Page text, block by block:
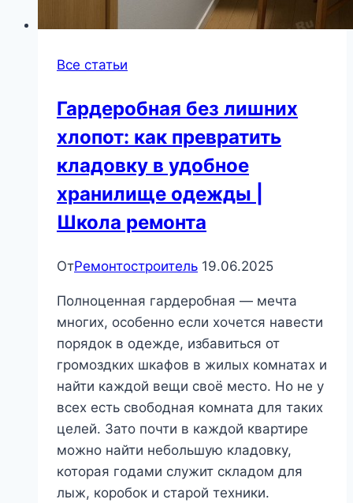
Все статьи
Гардеробная без лишних
хлопот: как превратить
кладовку в удобное
хранилище одежды |
Школа ремонта
ОтРемонтостроитель 19.06.2025
Полноценная гардеробная — мечта
многих, особенно если хочется навести
порядок в одежде, избавиться от
громоздких шкафов в жилых комнатах и
найти каждой вещи своё место. Но не у
всех есть свободная комната для таких
целей. Зато почти в каждой квартире
можно найти небольшую кладовку,
которая годами служит складом для
лыж, коробок и старой техники.